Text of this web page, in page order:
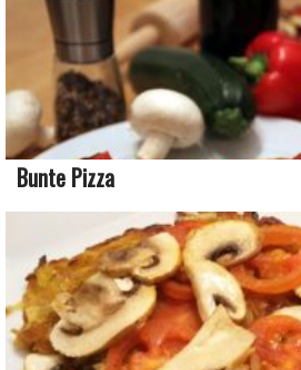
Bunte Pizza